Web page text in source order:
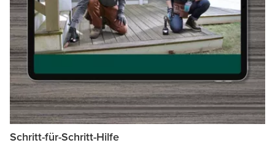
Schritt-für-Schritt-Hilfe